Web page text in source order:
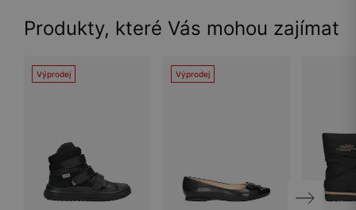
Produkty, které Vás mohou zajímat
Výprodej Výprodej